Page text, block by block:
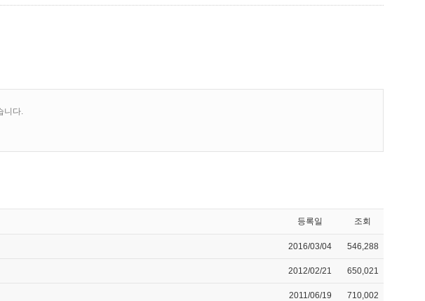
등록일 조회
2016/03/04 546,288
2012/02/21 650,021
2011/06/19 710,002